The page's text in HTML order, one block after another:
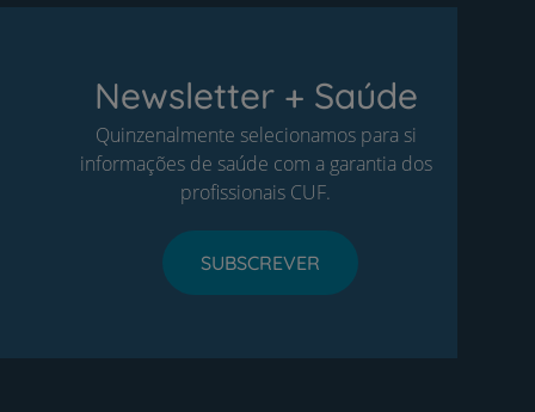
Newsletter + Saúde
Quinzenalmente selecionamos para si
informações de saúde com a garantia dos
profissionais CUF.
SUBSCREVER